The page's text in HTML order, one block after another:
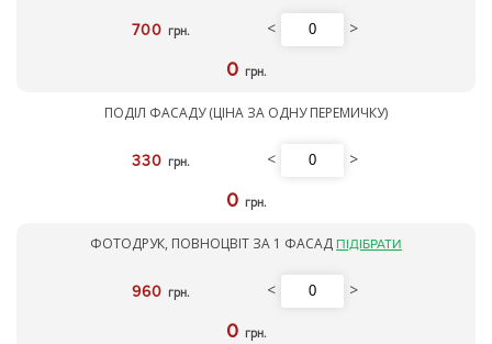
700 грн. < >
0 грн.
ПОДІЛ ФАСАДУ (ЦІНА ЗА ОДНУ ПЕРЕМИЧКУ)
330 грн. < >
0 грн.
ФОТОДРУК, ПОВНОЦВІТ ЗА 1 ФАСАД ПІДІБРАТИ
960 грн. < >
0 грн.